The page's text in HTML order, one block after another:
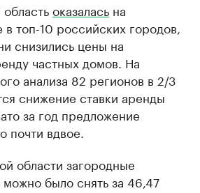
оказалась на
топ-10 российских городов,
снизились цены на
частных домов. На
анализа 82 регионов в 2/3
снижение ставки аренды
за год предложение
почти вдвое.
области загородные
было снять за 46,47